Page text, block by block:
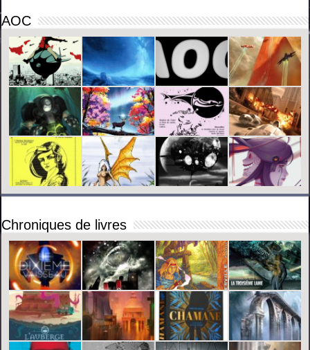
AOC
Chroniques de livres